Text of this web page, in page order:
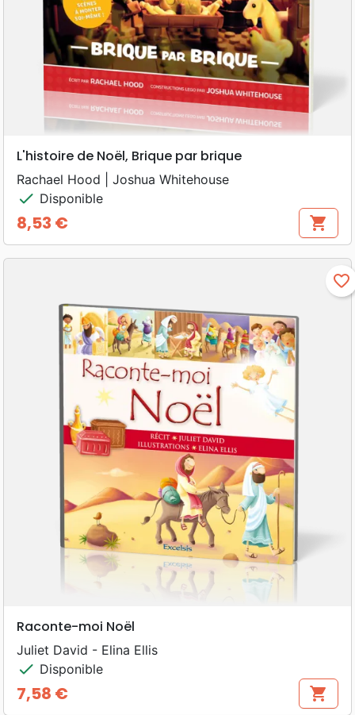
L'histoire de Noël, Brique par brique
Rachael Hood | Joshua Whitehouse
check Disponible
Prix
8,53 € shopping_cart
favorite_border
Raconte-moi Noël
Juliet David - Elina Ellis
check Disponible
Prix
7,58 € shopping_cart